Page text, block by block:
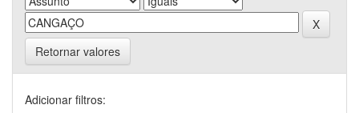
Retornar valores
Adicionar filtros: